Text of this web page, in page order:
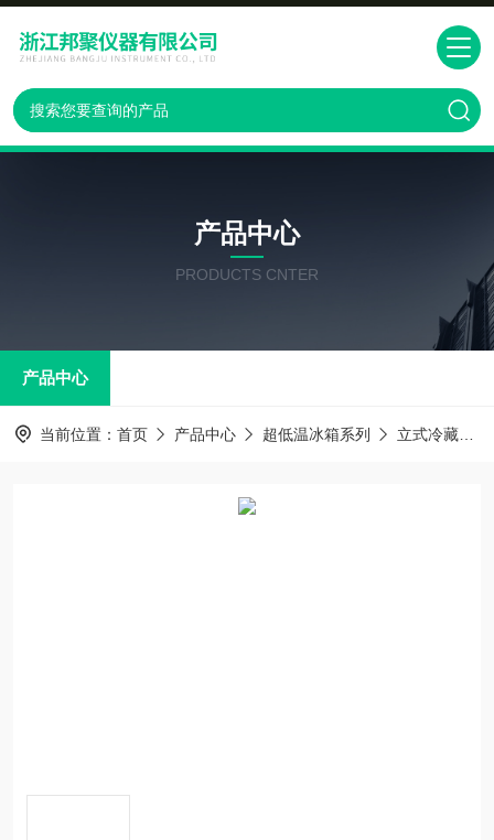
产品中心
PRODUCTS CNTER
产品中心
当前位置： 首页 产品中心 超低温冰箱系列 立式冷藏箱